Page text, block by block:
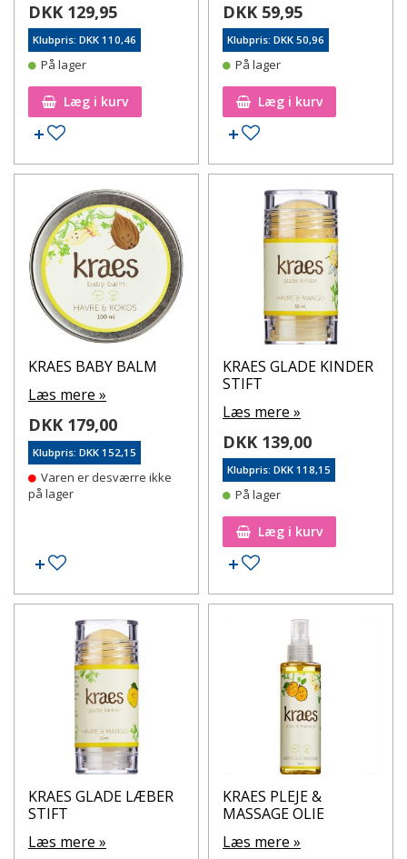
DKK 129,95
Klubpris: DKK 110,46
På lager
Læg i kurv
Tilføj til ønskeseddel
DKK 59,95
Klubpris: DKK 50,96
På lager
Læg i kurv
Tilføj til ønskeseddel
KRAES BABY BALM
Læs mere »
DKK 179,00
Klubpris: DKK 152,15
Varen er desværre ikke
på lager
Tilføj til ønskeseddel
KRAES GLADE KINDER
STIFT
Læs mere »
DKK 139,00
Klubpris: DKK 118,15
På lager
Læg i kurv
Tilføj til ønskeseddel
KRAES GLADE LÆBER
STIFT
Læs mere »
KRAES PLEJE &
MASSAGE OLIE
Læs mere »